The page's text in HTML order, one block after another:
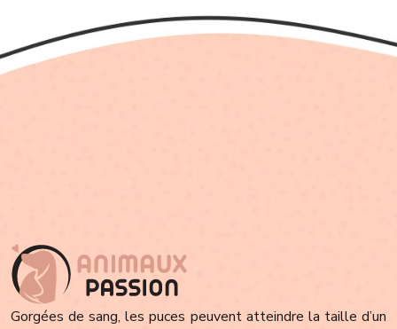
Gorgées de sang, les puces peuvent atteindre la taille d’un